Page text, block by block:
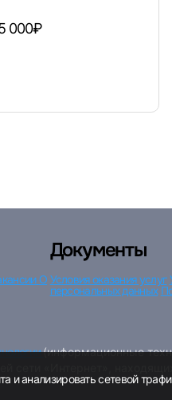
000₽
и анализировать сетевой
О
Документы
Условия оказания услуг
персональных данных
(информационные